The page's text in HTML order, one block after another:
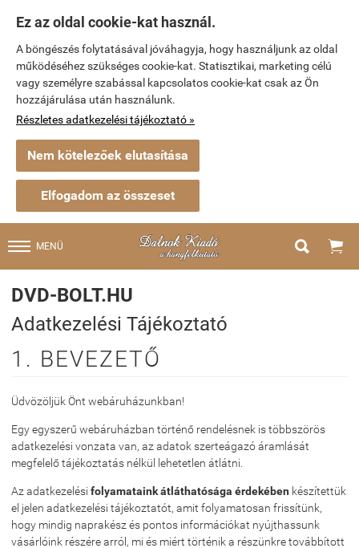
Ez az oldal cookie-kat használ.
A böngészés folytatásával jóváhagyja, hogy használjunk az oldal
működéséhez szükséges cookie-kat. Statisztikai, marketing célú
vagy személyre szabással kapcsolatos cookie-kat csak az Ön
hozzájárulása után használunk.
Részletes adatkezelési tájékoztató »
Nem kötelezőek elutasítása
Elfogadom az összeset
MENÜ  
DVD-BOLT.HU
Adatkezelési Tájékoztató
1. BEVEZETŐ
Üdvözöljük Önt webáruházunkban!
Egy egyszerű webáruházban történő rendelésnek is többszörös
adatkezelési vonzata van, az adatok szerteágazó áramlását
megfelelő tájékoztatás nélkül lehetetlen átlátni.
Az adatkezelési folyamataink átláthatósága érdekében készítettük
el jelen adatkezelési tájékoztatót, amit folyamatosan frissítünk,
hogy mindig naprakész és pontos információkat nyújthassunk
vásárlóink részére arról, mi és miért történik a részünkre továbbított